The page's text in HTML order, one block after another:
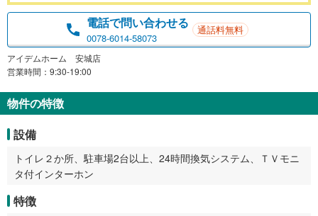
電話で問い合わせる
0078-6014-58073
通話料無料
アイデムホーム 安城店
営業時間：9:30-19:00
物件の特徴
設備
トイレ２か所、駐車場2台以上、24時間換気システム、ＴＶモニ
タ付インターホン
特徴